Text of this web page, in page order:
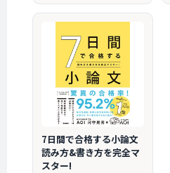
7日間で合格する小論文
読み方&書き方を完全マ
スター!